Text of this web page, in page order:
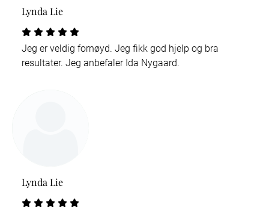
Lynda Lie
Jeg er veldig fornøyd. Jeg fikk god hjelp og bra
resultater. Jeg anbefaler Ida Nygaard.
Lynda Lie